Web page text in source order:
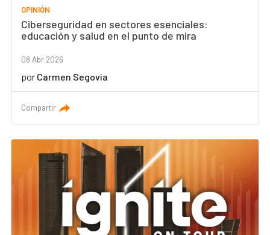
OPINIÓN
Ciberseguridad en sectores esenciales:
educación y salud en el punto de mira
08 Abr 2026
por Carmen Segovia
Compartir